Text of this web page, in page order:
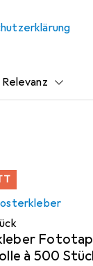
Relevanz
à 500